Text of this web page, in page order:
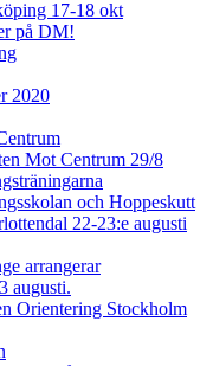
17-18 okt
på DM!
2020
Mot Centrum 29/8
och Hoppeskutt
22-23:e augusti
arrangerar
augusti.
Orientering Stockholm